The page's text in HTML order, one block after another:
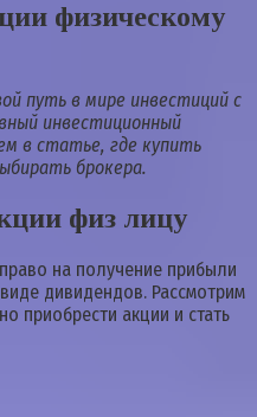
физическому
путь в мире инвестиций с
инвестиционный
в статье, где купить
брокера.
физ лицу
на получение прибыли
дивидендов. Рассмотрим
приобрести акции и стать